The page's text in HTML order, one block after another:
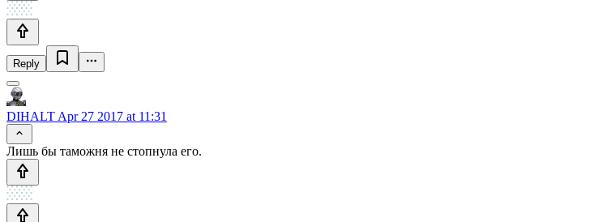
Reply
DIHALT Apr 27 2017 at 11:31
Лишь бы таможня не стопнула его.